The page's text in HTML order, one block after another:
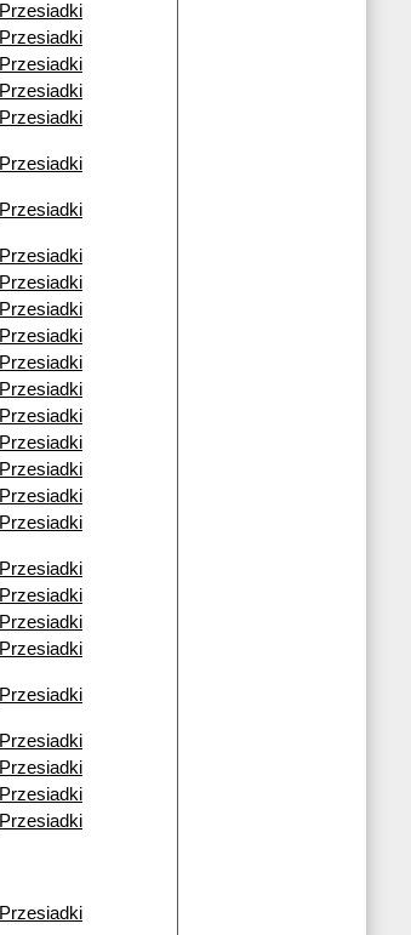
Przesiadki
Przesiadki
Przesiadki
Przesiadki
Przesiadki
Przesiadki
Przesiadki
Przesiadki
Przesiadki
Przesiadki
Przesiadki
Przesiadki
Przesiadki
Przesiadki
Przesiadki
Przesiadki
Przesiadki
Przesiadki
Przesiadki
Przesiadki
Przesiadki
Przesiadki
Przesiadki
Przesiadki
Przesiadki
Przesiadki
Przesiadki
Przesiadki